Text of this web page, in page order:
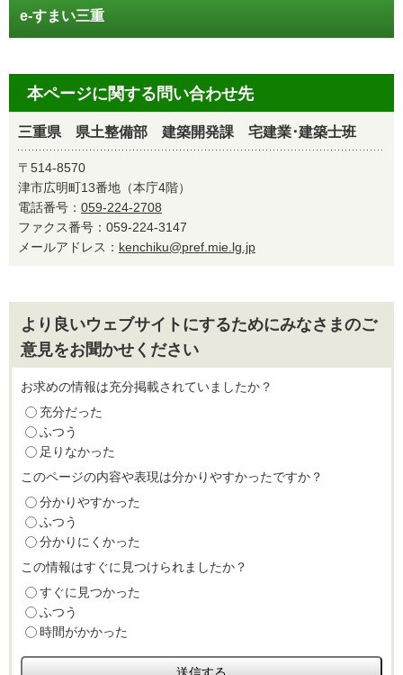
e-すまい三重
本ページに関する問い合わせ先
三重県 県土整備部 建築開発課 宅建業･建築士班
〒514-8570
津市広明町13番地（本庁4階）
電話番号： 059-224-2708
ファクス番号：059-224-3147
メールアドレス： kenchiku@pref.mie.lg.jp
より良いウェブサイトにするためにみなさまのご
意見をお聞かせください
お求めの情報は充分掲載されていましたか？
充分だった
ふつう
足りなかった
このページの内容や表現は分かりやすかったですか？
分かりやすかった
ふつう
分かりにくかった
この情報はすぐに見つけられましたか？
すぐに見つかった
ふつう
時間がかかった